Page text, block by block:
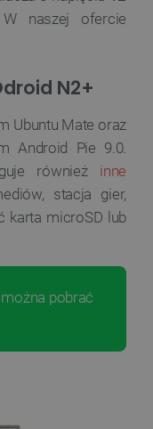
W naszej ofercie
N2+
Ubuntu Mate oraz
Android Pie 9.0.
również inne
stacja gier,
karta microSD lub
pobrać